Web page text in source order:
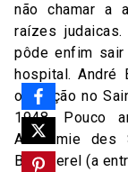
não chamar a
raízes
pôde enfim
hospital. André
operação no
1948. Pouco
Academie des
Becquerel (a